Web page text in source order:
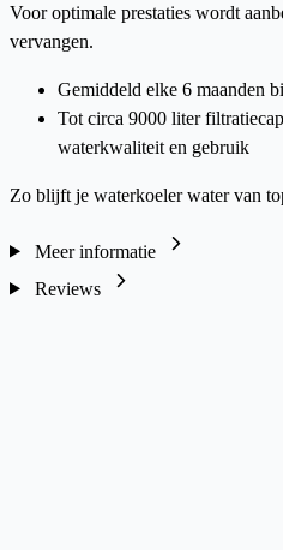
Voor optimale prestaties wordt
vervangen.
Gemiddeld elke 6 maanden
Tot circa 9000 liter
waterkwaliteit en gebruik
Zo blijft je waterkoeler water van
Meer informatie
Reviews